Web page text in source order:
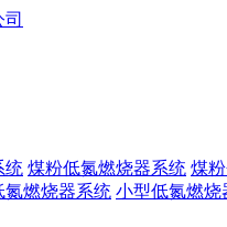
统 煤粉低氮燃烧器系统 煤
氮燃烧器系统 小型低氮燃烧